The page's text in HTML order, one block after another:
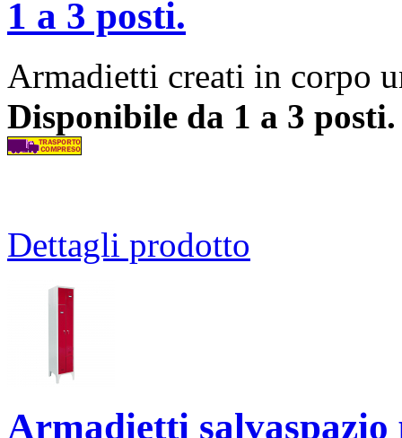
1 a 3 posti.
Armadietti creati in corpo
Disponibile da 1 a 3
Dettagli prodotto
Armadietti salvaspazio